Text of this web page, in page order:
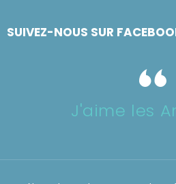
SUIVEZ-NOUS SUR
J'aime les